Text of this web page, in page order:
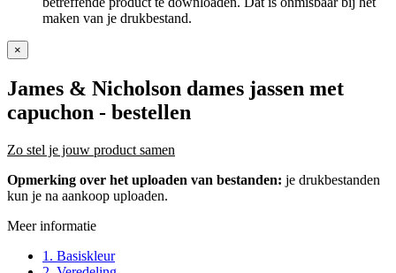
maken van je drukbestand.
×
James & Nicholson dames jassen met
capuchon - bestellen
Zo stel je jouw product samen
Opmerking over het uploaden van bestanden: je drukbestanden
kun je na aankoop uploaden.
Meer informatie
1. Basiskleur